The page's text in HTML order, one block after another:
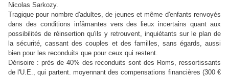
Nicolas Sarkozy.
Tragique pour nombre d'adultes, de jeunes et même d'enfants renvoyés
dans des conditions infâmantes vers des lieux incertains quant aux
possibilités de réinsertion qu'ils y retrouvent, inquiétants sur le plan de
la sécurité, cassant des couples et des familles, sans égards, aussi
bien pour les reconduits que pour ceux qui restent.
Dérisoire : près de 40% des reconduits sont des Roms, ressortissants
de l'U.E., qui partent. moyennant des compensations financières (300 €